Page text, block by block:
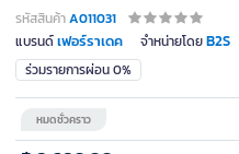
รหัสสินค้าA011031
แบรนด์เฟอร์ราเดค จำหน่ายโดยB2S
ร่วมรายการผ่อน 0%
หมดชั่วคราว